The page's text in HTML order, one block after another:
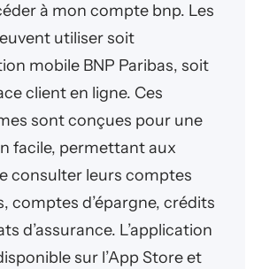
à mon compte bnp. Les
utiliser soit
mobile BNP Paribas, soit
client en ligne. Ces
sont conçues pour une
facile, permettant aux
consulter leurs comptes
comptes d’épargne, crédits
d’assurance. L’application
sur l’App Store et